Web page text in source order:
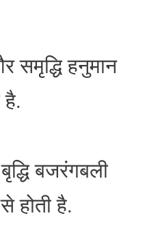
हनुमान
बजरंगबली
होती है.